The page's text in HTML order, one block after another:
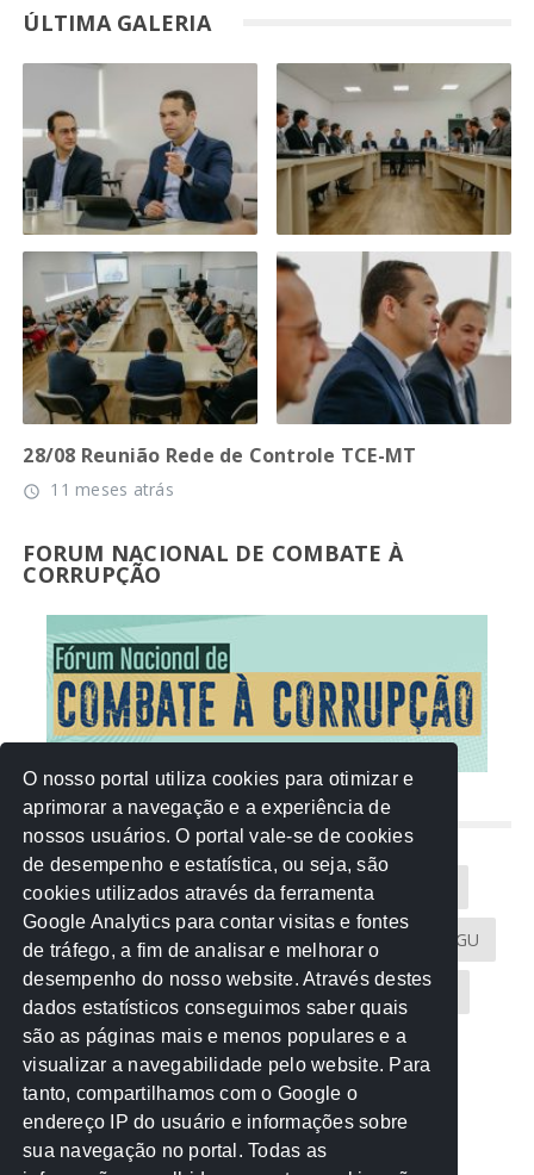
ÚLTIMA GALERIA
28/08 Reunião Rede de Controle TCE-MT
access_time 11 meses atrás
FORUM NACIONAL DE COMBATE À
CORRUPÇÃO
NUVEM DE TAGS
Acontece na Rede AGU AMM
Atricon Audicom CAU-MT CGU
CREA-MT Eventos MPC-MT MPE-MT
MPF Notícias PF PGE-MT PGR
Receita Federal Sem categoria
TCE-MT TCU TRE
O nosso portal utiliza cookies para otimizar e
aprimorar a navegação e a experiência de
nossos usuários. O portal vale-se de cookies
de desempenho e estatística, ou seja, são
cookies utilizados através da ferramenta
Google Analytics para contar visitas e fontes
de tráfego, a fim de analisar e melhorar o
desempenho do nosso website. Através destes
dados estatísticos conseguimos saber quais
são as páginas mais e menos populares e a
visualizar a navegabilidade pelo website. Para
tanto, compartilhamos com o Google o
endereço IP do usuário e informações sobre
sua navegação no portal. Todas as